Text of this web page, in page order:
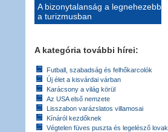
A bizonytalanság a legnehezebb
a turizmusban
A kategória további hírei:
Futball, szabadság és felhőkarcolók
Új élet a kisvárdai várban
Karácsony a világ körül
Az USA első nemzete
Lisszabon varázslatos villamosai
Kínáról kezdőknek
Végtelen füves puszta és legelésző lovak